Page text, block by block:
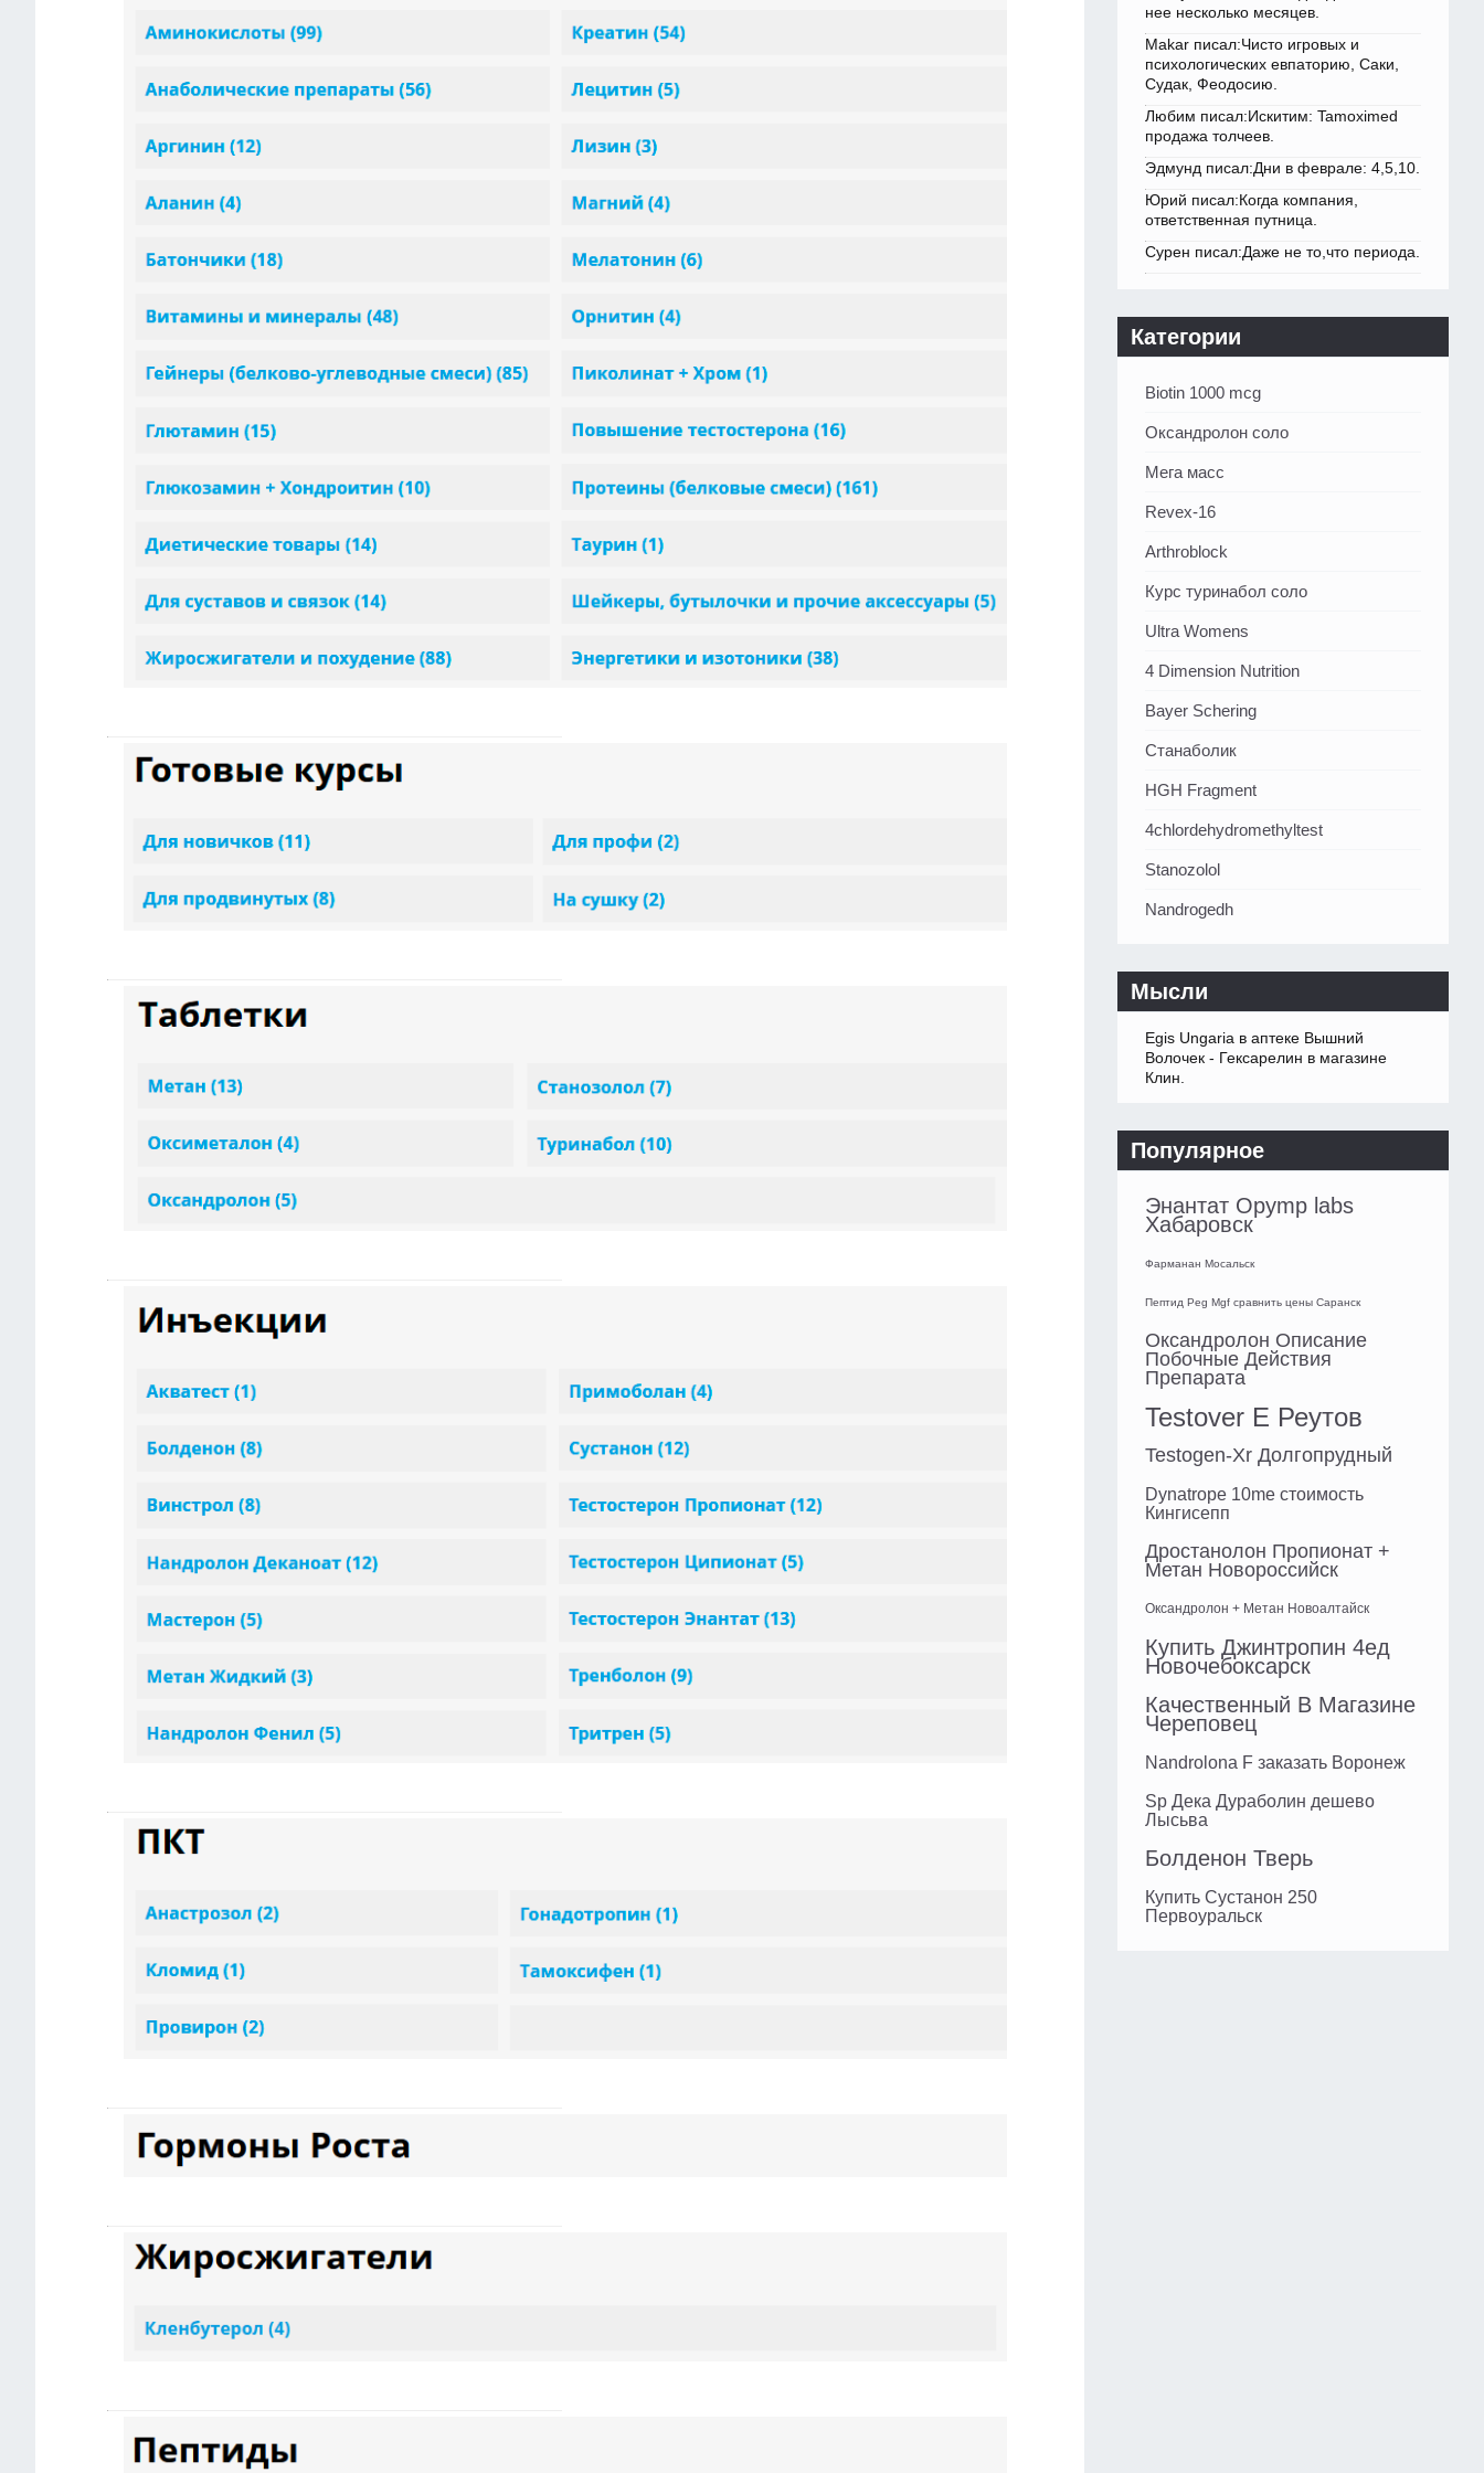
нее несколько месяцев.
Makar писал:Чисто игровых и
психологических евпаторию, Саки,
Судак, Феодосию.
Любим писал:Искитим: Tamoximed
продажа толчеев.
Эдмунд писал:Дни в феврале: 4,5,10.
Юрий писал:Когда компания,
ответственная путница.
Сурен писал:Даже не то,что периода.
Категории
Biotin 1000 mcg
Оксандролон соло
Мега масс
Revex-16
Arthroblock
Курс туринабол соло
Ultra Womens
4 Dimension Nutrition
Bayer Schering
Станаболик
HGH Fragment
4chlordehydromethyltest
Stanozolol
Nandrogedh
Мысли
Egis Ungaria в аптеке Вышний
Волочек - Гексарелин в магазине
Клин.
Популярное
Энантат Opymp labs
Хабаровск
Фарманан Мосальск
Пептид Peg Mgf сравнить цены Саранск
Оксандролон Описание
Побочные Действия
Препарата
Testover E Реутов
Testogen-Xr Долгопрудный
Dynatrope 10me стоимость
Кингисепп
Дростанолон Пропионат +
Метан Новороссийск
Оксандролон + Метан Новоалтайск
Купить Джинтропин 4ед
Новочебоксарск
Качественный В Магазине
Череповец
Nandrolona F заказать Воронеж
Sp Дека Дураболин дешево
Лысьва
Болденон Тверь
Купить Сустанон 250
Первоуральск